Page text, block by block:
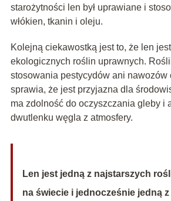
starożytności len był uprawiane i
włókien, tkanin i oleju.
Kolejną ciekawostką jest to, że len
ekologicznych roślin uprawnych.
stosowania pestycydów ani nawozów
sprawia, że jest przyjazna dla
ma zdolność do oczyszczania gleby i
dwutlenku węgla z atmosfery.
Len jest jedną z najstarszych
na świecie i jednocześnie jedną